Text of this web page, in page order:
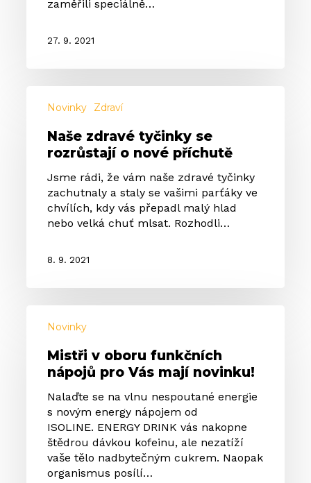
Žádné produkty v košíku.
zaměřili speciálně…
27. 9. 2021
zdravé
rozrůstají
nové
příchutě
Novinky Zdraví
Naše zdravé tyčinky se
rozrůstají o nové příchutě
Jsme rádi, že vám naše zdravé tyčinky
zachutnaly a staly se vašimi parťáky ve
chvílích, kdy vás přepadl malý hlad
nebo velká chuť mlsat. Rozhodli…
8. 9. 2021
funkčních
nápojů
mají
novinku!
Novinky
Mistři v oboru funkčních
nápojů pro Vás mají novinku!
Nalaďte se na vlnu nespoutané energie
s novým energy nápojem od
ISOLINE. ENERGY DRINK vás nakopne
štědrou dávkou kofeinu, ale nezatíží
vaše tělo nadbytečným cukrem. Naopak
organismus posílí…